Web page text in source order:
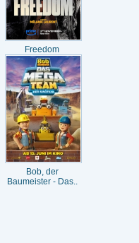
Freedom
Bob, der
Baumeister - Das..